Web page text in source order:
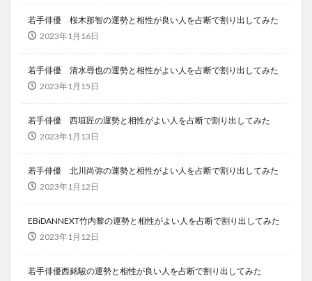
若手俳優 桜木那智の運勢と相性が良い人を占断で割り出してみた
2023年1月16日
若手俳優 清水尋也の運勢と相性がよい人を占断で割り出してみた
2023年1月15日
若手俳優 西垣匠の運勢と相性がよい人を占断で割り出してみた
2023年1月13日
若手俳優 北川尚弥の運勢と相性がよい人を占断で割り出してみた
2023年1月12日
EBiDANNEXT竹内黎の運勢と相性がよい人を占断で割り出してみた
2023年1月12日
若手俳優西銘駿の運勢と相性が良い人を占断で割り出してみた